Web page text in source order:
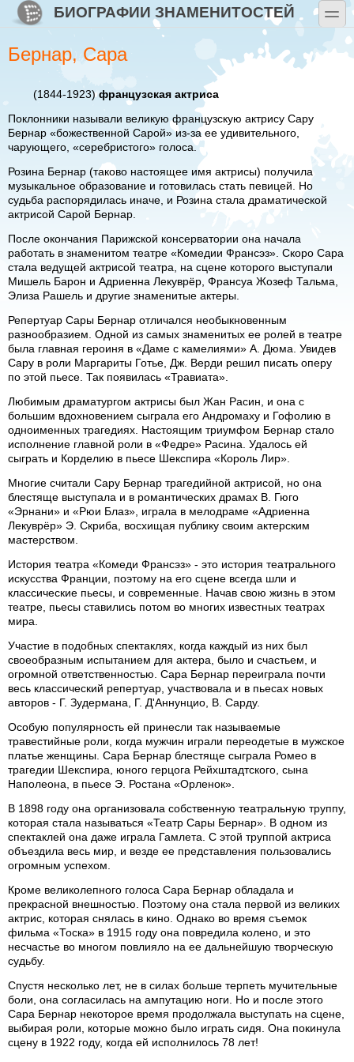
Перейти к основному содержанию
Skip to searchБИОГРАФИИ ЗНАМЕНИТОСТЕЙ toggle
Бернар, Сара
(1844-1923)французская актриса
Поклонники называли великую французскую актрису Сару
Бернар «божественной Сарой» из-за ее удивительного,
чарующего, «серебристого» голоса.
Розина Бернар (таково настоящее имя актрисы) получила
музыкальное образование и готовилась стать певицей. Но
судьба распорядилась иначе, и Розина стала драматической
актрисой Сарой Бернар.
После окончания Парижской консерватории она начала
работать в знаменитом театре «Комедии Франсэз». Скоро Сара
стала ведущей актрисой театра, на сцене которого выступали
Мишель Барон и Адриенна Лекуврёр, Франсуа Жозеф Тальма,
Элиза Рашель и другие знаменитые актеры.
Репертуар Сары Бернар отличался необыкновенным
разнообразием. Одной из самых знаменитых ее ролей в театре
была главная героиня в «Даме с камелиями» А. Дюма. Увидев
Сару в роли Маргариты Готье, Дж. Верди решил писать оперу
по этой пьесе. Так появилась «Травиата».
Любимым драматургом актрисы был Жан Расин, и она с
большим вдохновением сыграла его Андромаху и Гофолию в
одноименных трагедиях. Настоящим триумфом Бернар стало
исполнение главной роли в «Федре» Расина. Удалось ей
сыграть и Корделию в пьесе Шекспира «Король Лир».
Многие считали Сару Бернар трагедийной актрисой, но она
блестяще выступала и в романтических драмах В. Гюго
«Эрнани» и «Рюи Блаз», играла в мелодраме «Адриенна
Лекуврёр» Э. Скриба, восхищая публику своим актерским
мастерством.
История театра «Комеди Франсэз» - это история театрального
искусства Франции, поэтому на его сцене всегда шли и
классические пьесы, и современные. Начав свою жизнь в этом
театре, пьесы ставились потом во многих известных театрах
мира.
Участие в подобных спектаклях, когда каждый из них был
своеобразным испытанием для актера, было и счастьем, и
огромной ответственностью. Сара Бернар переиграла почти
весь классический репертуар, участвовала и в пьесах новых
авторов - Г. Зудермана, Г. Д'Аннунцио, В. Сарду.
Особую популярность ей принесли так называемые
травестийные роли, когда мужчин играли переодетые в мужское
платье женщины. Сара Бернар блестяще сыграла Ромео в
трагедии Шекспира, юного герцога Рейхштадтского, сына
Наполеона, в пьесе Э. Ростана «Орленок».
В 1898 году она организовала собственную театральную труппу,
которая стала называться «Театр Сары Бернар». В одном из
спектаклей она даже играла Гамлета. С этой труппой актриса
объездила весь мир, и везде ее представления пользовались
огромным успехом.
Кроме великолепного голоса Сара Бернар обладала и
прекрасной внешностью. Поэтому она стала первой из великих
актрис, которая снялась в кино. Однако во время съемок
фильма «Тоска» в 1915 году она повредила колено, и это
несчастье во многом повлияло на ее дальнейшую творческую
судьбу.
Спустя несколько лет, не в силах больше терпеть мучительные
боли, она согласилась на ампутацию ноги. Но и после этого
Сара Бернар некоторое время продолжала выступать на сцене,
выбирая роли, которые можно было играть сидя. Она покинула
сцену в 1922 году, когда ей исполнилось 78 лет!